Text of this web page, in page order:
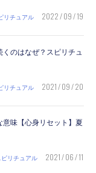
リチュアル 2022 / 09 / 19
のはなぜ？スピリチュ
リチュアル 2021 / 09 / 20
味【心身リセット】夏
ピリチュアル 2021 / 06 / 11